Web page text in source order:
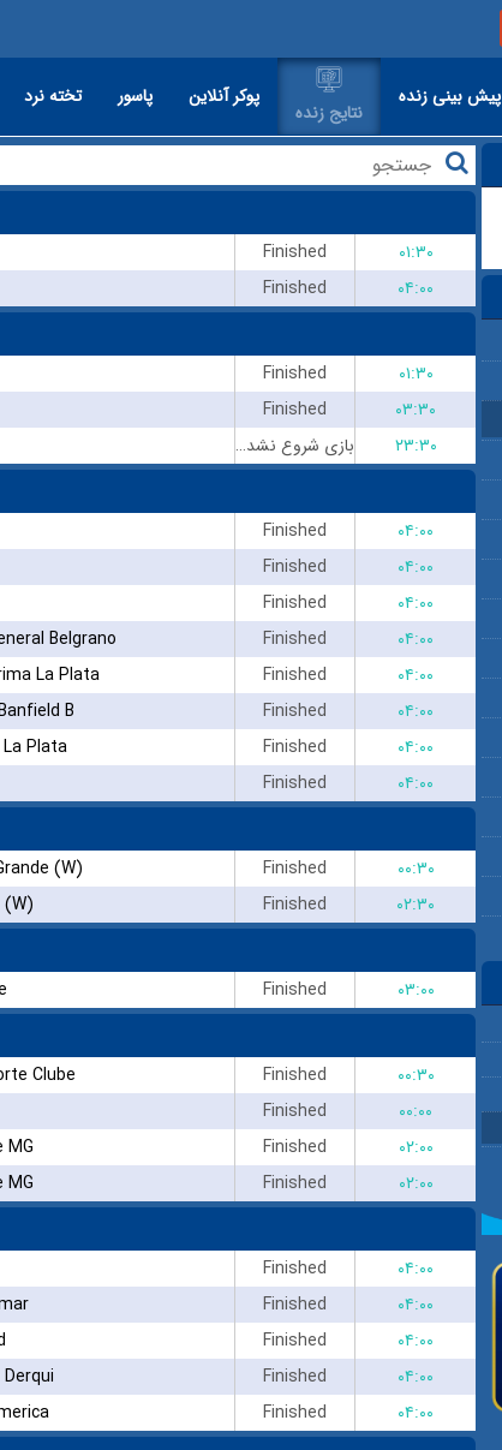
پیش بینی زنده
نتایج زنده
پوکر آنلاین پاسور تخته نرد
Finished
۰۱:۳۰
Finished
۰۴:۰۰
Finished
۰۱:۳۰
Finished
۰۳:۳۰
بازی شروع نشده است
۲۳:۳۰
Finished
۰۴:۰۰
Finished
۰۴:۰۰
Finished
۰۴:۰۰
Belgrano Finished
۰۴:۰۰
La Plata Finished
۰۴:۰۰
B Finished
۰۴:۰۰
Plata Finished
۰۴:۰۰
Finished
۰۴:۰۰
(W) Finished
۰۰:۳۰
Finished
۰۲:۳۰
Finished
۰۳:۰۰
Clube Finished
۰۰:۳۰
Finished
۰۰:۰۰
Finished
۰۲:۰۰
Finished
۰۲:۰۰
Finished
۰۴:۰۰
Finished
۰۴:۰۰
Finished
۰۴:۰۰
Finished
۰۴:۰۰
Finished
۰۴:۰۰